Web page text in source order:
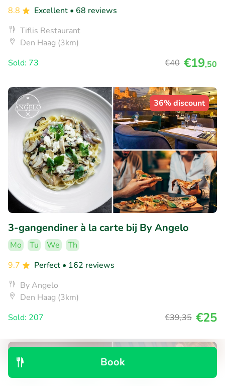
Book
8.8
Excellent • 68 reviews
Tiflis Restaurant
Den Haag (3km)
Sold: 73
€40 €19,50
36% discount
3-gangendiner à la carte bij By Angelo
Mo Tu We
Th
9.7
Perfect • 162 reviews
By Angelo
Den Haag (3km)
Sold: 207
€39,35 €25